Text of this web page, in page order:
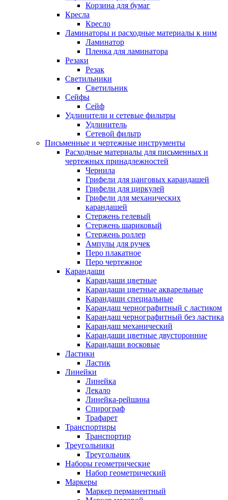
Корзина для бумаг
Кресла
Кресло
Ламинаторы и расходные материалы к ним
Ламинатор
Пленка для ламинатора
Резаки
Резак
Светильники
Светильник
Сейфы
Сейф
Удлинители и сетевые фильтры
Удлинитель
Сетевой фильтр
Письменные и чертежные инструменты
Расходные материалы для письменных и
чертежных принадлежностей
Чернила
Грифели для цанговых карандашей
Грифели для циркулей
Грифели для механических
карандашей
Стержень гелевый
Стержень шариковый
Стержень роллер
Ампулы для ручек
Перо плакатное
Перо чертежное
Карандаши
Карандаши цветные
Карандаши цветные акварельные
Карандаши специальные
Карандаш чернографитный с ластиком
Карандаш чернографитный без ластика
Карандаш механический
Карандаши цветные двусторонние
Карандаши восковые
Ластики
Ластик
Линейки
Линейка
Лекало
Линейка-рейшина
Спирограф
Трафарет
Транспортиры
Транспортир
Треугольники
Треугольник
Наборы геометрические
Набор геометрический
Маркеры
Маркер перманентный